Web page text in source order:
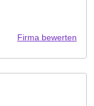
Firma bewerten